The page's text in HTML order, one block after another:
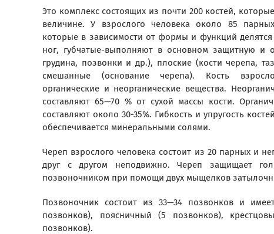
Это комплекс состоящих из почти 200 костей,
величине. У взрослого человека около 85
которые в зависимости от формы и функций делятся
ног, губчатые-выполняют в основном защитную и
грудина, позвонки и др.), плоские (кости черепа,
смешанные (основание черепа). Кость
органические и неорганические вещества.
составляют 65—70 % от сухой массы кости.
составляют около 30-35%. Гибкость и упругость
обеспечивается минеральными солями.
Череп взрослого человека состоит из 20 парных и
друг с другом неподвижно. Череп защищает
позвоночником при помощи двух мыщелков
Позвоночник состоит из 33—34 позвонков и
позвонков), поясничный (5 позвонков),
позвонков).